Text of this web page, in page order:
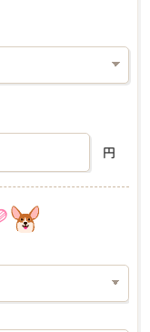
円